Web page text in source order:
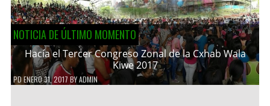
NOTICIA DE ÚLTIMO MOMENTO
Hacía el Tercer Congreso Zonal de la Cxhab Wala
Kiwe 2017
PDENERO 31, 2017 BYADMIN